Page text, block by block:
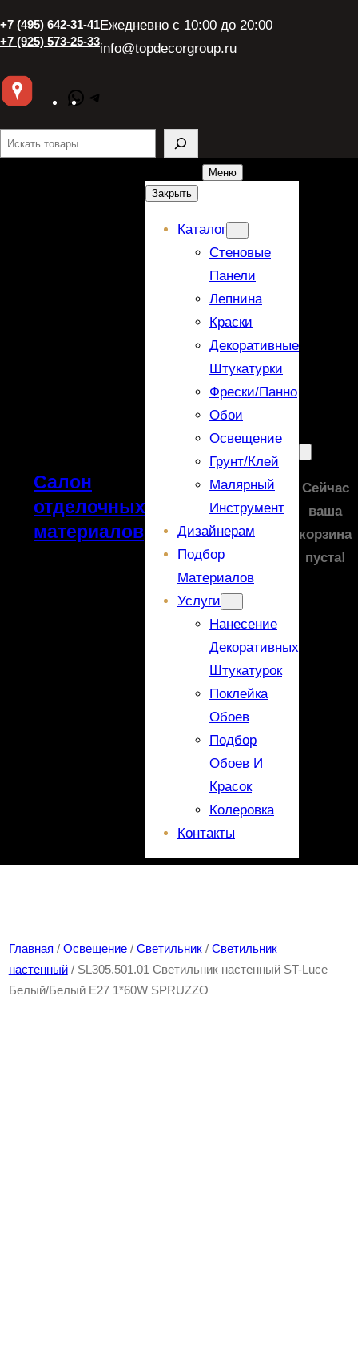
+7 (495) 642-31-41
+7 (925) 573-25-33
Ежедневно с 10:00 до 20:00
info@topdecorgroup.ru
WhatsApp
Поиск
Салон
отделочных
материалов
Меню
Закрыть
Каталог
Стеновые
Панели
Лепнина
Краски
Декоративные
Штукатурки
Фрески/панно
Обои
Освещение
Грунт/Клей
Малярный
Инструмент
Дизайнерам
Подбор
Материалов
Услуги
Нанесение
Декоративных
Штукатурок
Поклейка
Обоев
Подбор
Обоев И
Красок
Колеровка
Контакты
Сейчас
ваша
корзина
пуста!
Главная / Освещение/ Светильник/ Светильник
настенный/ SL305.501.01 Светильник настенный ST-Luce
Белый/Белый E27 1*60W SPRUZZO